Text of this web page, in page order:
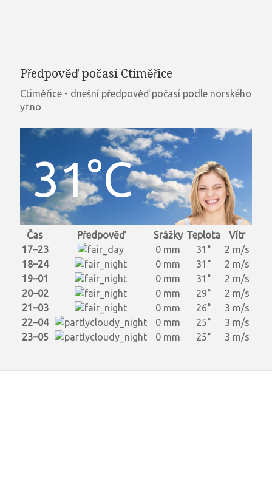
Předpověď počasí Ctiměřice
Ctiměřice - dnešní předpověď počasí podle norského
yr.no
31°C
Čas Předpověď Srážky Teplota
Vítr
17–23
0 mm 31°
2 m/s
18–24
0 mm 31°
2 m/s
19–01
0 mm 31°
2 m/s
20–02
0 mm 29°
2 m/s
21–03
0 mm 26°
3 m/s
22–04
0 mm 25°
3 m/s
23–05
0 mm 25° 3 m/s